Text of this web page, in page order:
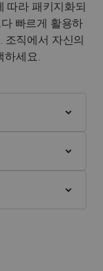
따라 패키지화되
빠르게 활용하
조직에서 자신의
하세요.